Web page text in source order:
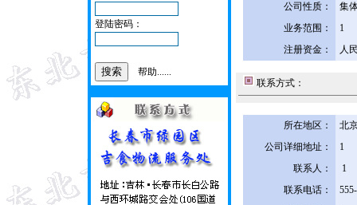
登陆密码：
帮助......
公司性质：
集
业务范围：
1
注册资金：
人
联系方式：
所在地区：
北
公司详细地址：
1
联系人：
1
联系电话：